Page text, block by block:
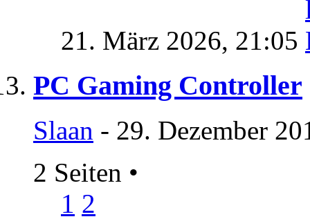
21. März 2026, 21:05
PC Gaming Controller
Slaan - 29. Dezember
2 Seiten •
1 2